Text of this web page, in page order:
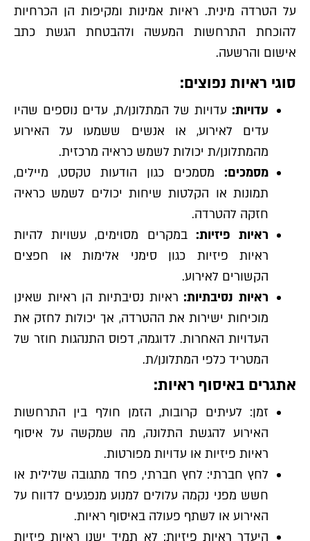
על הטרדה מינית. ראיות אמינות ומקיפות הן הכרחיות
להוכחת התרחשות המעשה ולהבטחת הגשת כתב
אישום והרשעה.
סוגי ראיות נפוצים:
עדויות: עדויות של המתלונן/ת, עדים נוספים שהיו
עדים לאירוע, או אנשים ששמעו על האירוע
מהמתלונן/ת יכולות לשמש כראיה מרכזית.
מסמכים: מסמכים כגון הודעות טקסט, מיילים,
תמונות או הקלטות שיחות יכולים לשמש כראיה
חזקה להטרדה.
ראיות פיזיות:במקרים מסוימים, עשויות להיות
ראיות פיזיות כגון סימני אלימות או חפצים
הקשורים לאירוע.
ראיות נסיבתיות: ראיות נסיבתיות הן ראיות שאינן
מוכיחות ישירות את ההטרדה, אך יכולות לחזק את
העדויות האחרות. לדוגמה, דפוס התנהגות חוזר של
המטריד כלפי המתלונן/ת.
אתגרים באיסוף ראיות:
זמן: לעיתים קרובות, הזמן חולף בין התרחשות
האירוע להגשת התלונה, מה שמקשה על איסוף
ראיות פיזיות או עדויות מפורטות.
לחץ חברתי: לחץ חברתי, פחד מתגובה שלילית או
חשש מפני נקמה עלולים למנוע מנפגעים לדווח על
האירוע או לשתף פעולה באיסוף ראיות.
היעדר ראיות פיזיות: לא תמיד ישנן ראיות פיזיות